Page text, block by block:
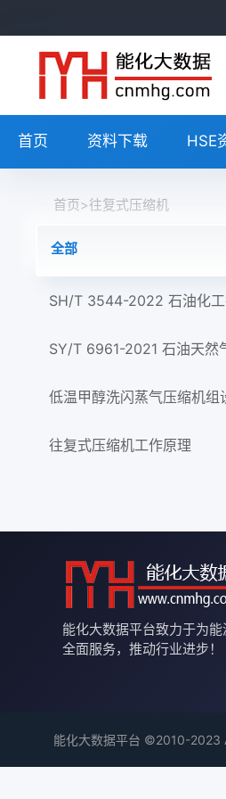
首页 资料下载 HSE
首页>往复式压缩机
全部
SH/T 3544-2022 石油化
SY/T 6961-2021 石油天然
低温甲醇洗闪蒸气压缩机组
往复式压缩机工作原理
能化大数据平台致力于为
全面服务，推动行业进步！
能化大数据平台 ©2010-2023